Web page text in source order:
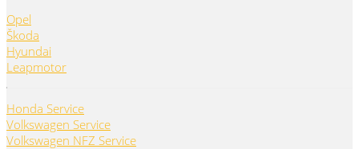
Opel
Škoda
Hyundai
Leapmotor
Honda Service
Volkswagen Service
Volkswagen NFZ Service